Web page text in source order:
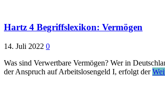
Hartz 4 Begriffslexikon: Vermögen
14. Juli 2022 0
Was sind Verwertbare Vermögen? Wer in
der Anspruch auf Arbeitslosengeld I, erfolgt der